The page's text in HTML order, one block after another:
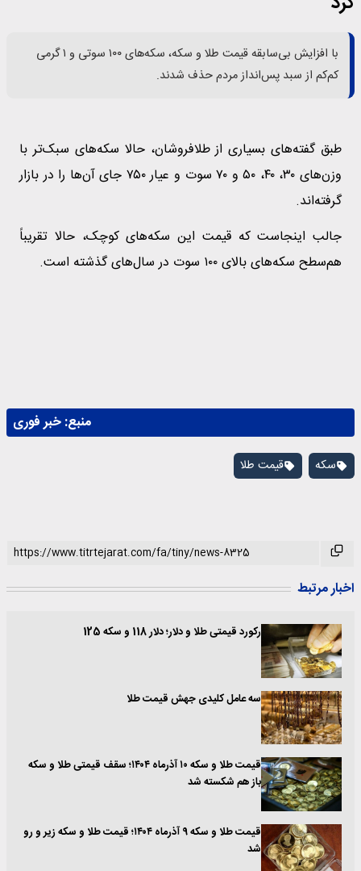
با افزایش بی‌سابقه قیمت طلا و سکه، سکه‌های ۱۰۰ سوتی و ۱ گرمی
کم‌کم از سبد پس‌انداز مردم حذف شدند.
طبق گفته‌های بسیاری از طلافروشان، حالا سکه‌های سبک‌تر با
وزن‌های ۳۰، ۴۰، ۵۰ و ۷۰ سوت و عیار ۷۵۰ جای آن‌ها را در بازار
گرفته‌اند.
جالب اینجاست که قیمت این سکه‌های کوچک، حالا تقریباً
هم‌سطح سکه‌های بالای ۱۰۰ سوت در سال‌های گذشته است.
منبع:خبر فوری
سکه قیمت طلا
اخبار مرتبط
رکورد قیمتی طلا و دلار؛ دلار 118 و سکه 125
سه عامل کلیدی جهش قیمت طلا
قیمت طلا و سکه ۱۰ آذرماه ۱۴۰۴؛ سقف قیمتی طلا و سکه
باز هم شکسته شد
قیمت طلا و سکه ۹ آذرماه ۱۴۰۴؛ قیمت طلا و سکه زیر و رو
شد